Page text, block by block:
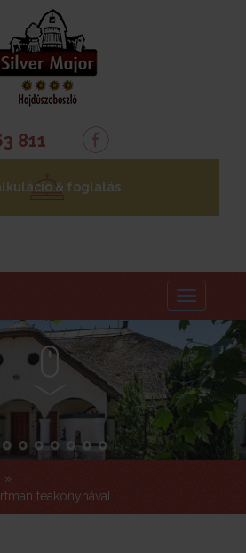
811
& foglalás
Menu
»
teakonyhával